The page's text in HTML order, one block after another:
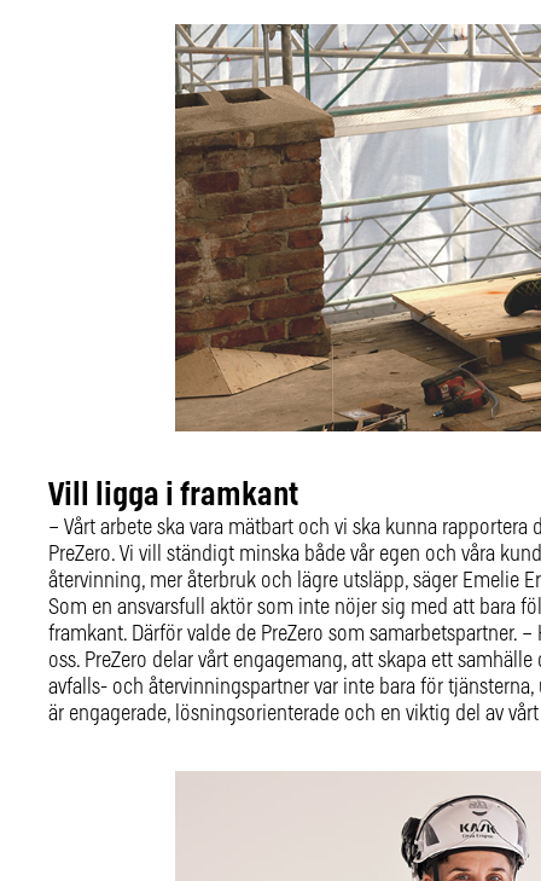
Vill ligga i framkant
– Vårt arbete ska vara mätbart och vi ska kunna
PreZero. Vi vill ständigt minska både vår egen och våra
återvinning, mer återbruk och lägre utsläpp, säger Emelie
Som en ansvarsfull aktör som inte nöjer sig med att bara
framkant. Därför valde de PreZero som samarbetspartner.
oss. PreZero delar vårt engagemang, att skapa ett
avfalls- och återvinningspartner var inte bara för
är engagerade, lösningsorienterade och en viktig del av